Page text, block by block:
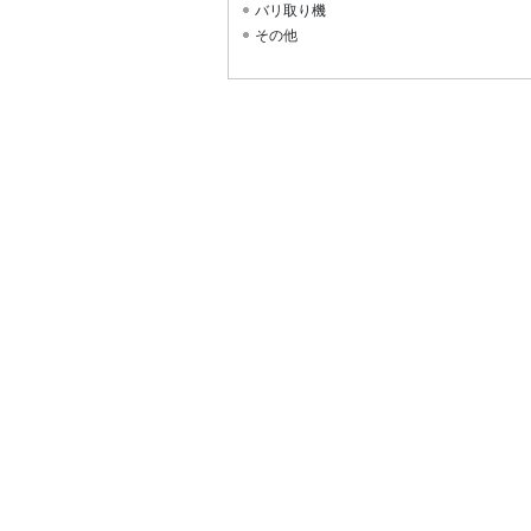
バリ取り機
その他